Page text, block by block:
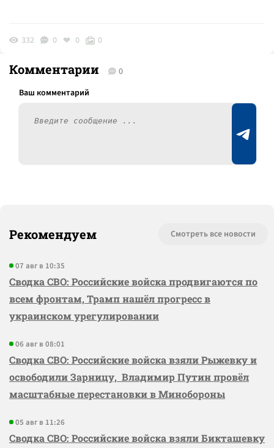
332 0 0 0
Комментарии 0
Рекомендуем Смотреть все новости
07 авг в 10:35
Сводка СВО: Российские войска продвигаются по
всем фронтам, Трамп нашёл прогресс в
украинском урегулировании
06 авг в 08:01
Сводка СВО: Российские войска взяли Рыжевку и
освободили Зарницу, Владимир Путин провёл
масштабные перестановки в Минобороны
05 авг в 11:26
Сводка СВО: Российские войска взяли Бикташевку